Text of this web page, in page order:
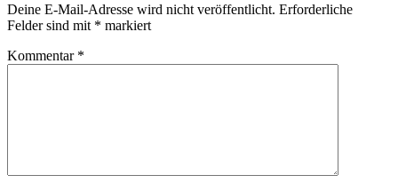
Deine E-Mail-Adresse wird nicht veröffentlicht. Erforderliche
Felder sind mit * markiert
Kommentar *